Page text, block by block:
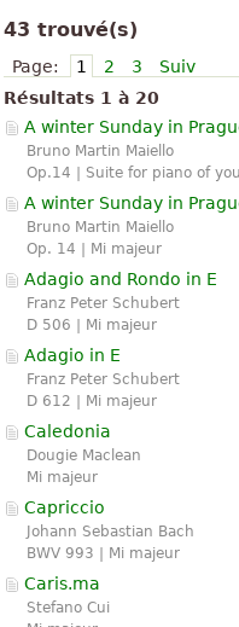
43 trouvé(s)
Page: 1 2 3
Suiv
Résultats 1 à 20
A winter Sunday in
Bruno Martin Maiello
Op.14 | Suite for piano of
A winter Sunday in
Bruno Martin Maiello
Op. 14 | Mi majeur
Adagio and Rondo in E
Franz Peter Schubert
D 506 | Mi majeur
Adagio in E
Franz Peter Schubert
D 612 | Mi majeur
Caledonia
Dougie Maclean
Mi majeur
Capriccio
Johann Sebastian Bach
BWV 993 | Mi majeur
Caris.ma
Stefano Cui